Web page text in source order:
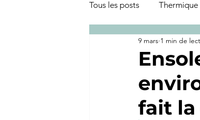
Tous les posts Thermique
fait
9 mars 1 min de